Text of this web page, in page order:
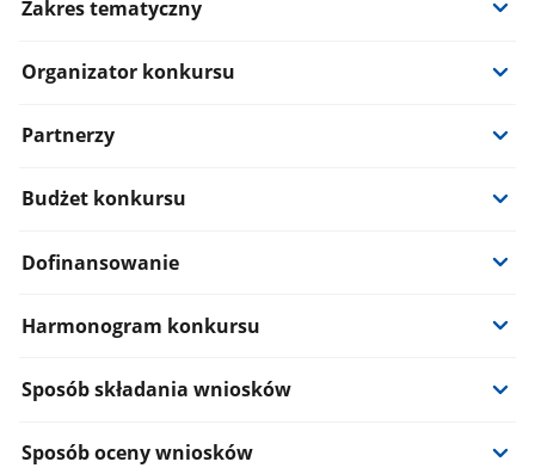
Zakres tematyczny
Organizator konkursu
Partnerzy
Budżet konkursu
Dofinansowanie
Harmonogram konkursu
Sposób składania wniosków
Sposób oceny wniosków